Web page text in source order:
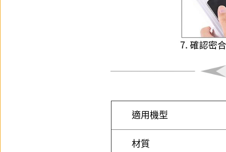
適用機型
材質